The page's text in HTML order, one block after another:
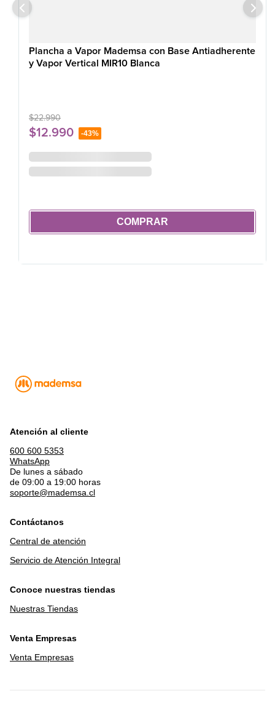
Plancha a Vapor Mademsa con Base Antiadherente
y Vapor Vertical MIR10 Blanca
$22.990
$12.990 -43%
COMPRAR
Atención al cliente
600 600 5353
WhatsApp
De lunes a sábado
de 09:00 a 19:00 horas
soporte@mademsa.cl
Contáctanos
Central de atención
Servicio de Atención Integral
Conoce nuestras tiendas
Nuestras Tiendas
Venta Empresas
Venta Empresas